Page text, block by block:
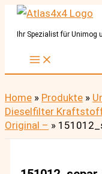
Zum
InhaltIhr Spezialist für Unimog
Home » Produkte »
Dieselfilter
Original – »